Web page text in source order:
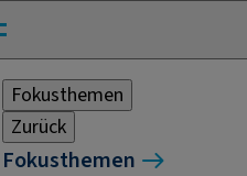
Fokusthemen
Zurück
Fokusthemen